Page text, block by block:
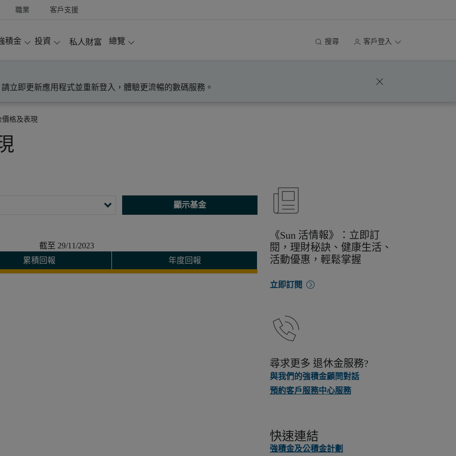
職業 客戶支援
積金 投資 私人財富 總覽 搜尋 客戶登入
立即更新應用程式並重新登入，體驗更流暢的數碼服務。
價格及表現
截至 29/11/2023
累積回報 年度回報
《Sun 活情報》：立即訂
閱，理財秘訣、健康生活、
活動優惠，輕鬆掌握
立即訂閱
尋求更多 退休金服務?
與我們的強積金顧問對話
預約客戶服務中心服務
快速連結
強積金及公積金計劃